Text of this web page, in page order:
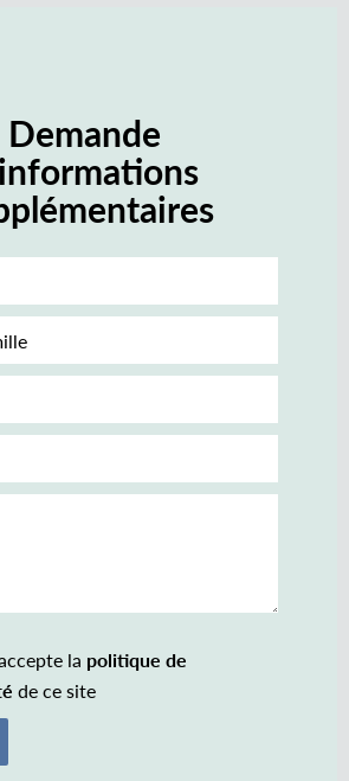
Demande
la politique de
de ce site